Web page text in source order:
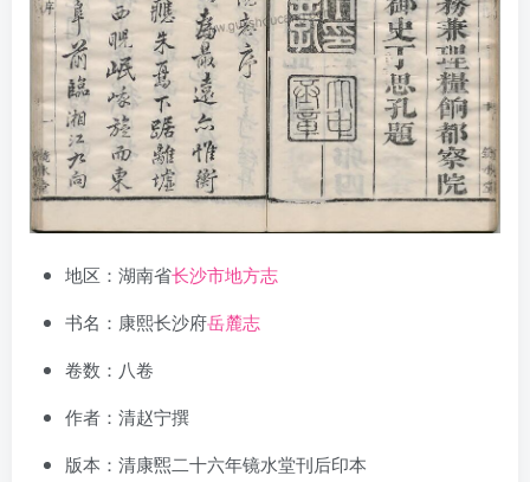
地区：湖南省长沙市地方志
书名：康熙长沙府岳麓志
卷数：八卷
作者：清赵宁撰
版本：清康煕二十六年镜水堂刊后印本